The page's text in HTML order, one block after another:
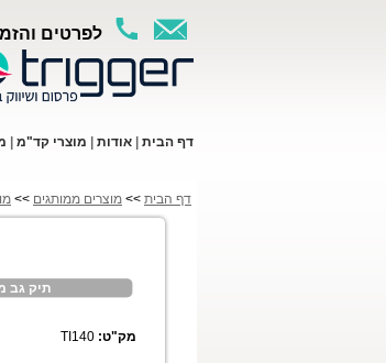
לפרטים
דף הבית אודות מוצרי קד"מ
דף הבית >> מוצרים ממותגים >>
תיק גב
מק"ט: TI140